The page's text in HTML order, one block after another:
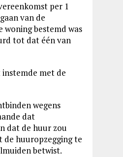
per 1
van de
woning bestemd was
tot dat één van
instemde met de
wegens
dat
dat de huur zou
de huuropzegging te
betwist.